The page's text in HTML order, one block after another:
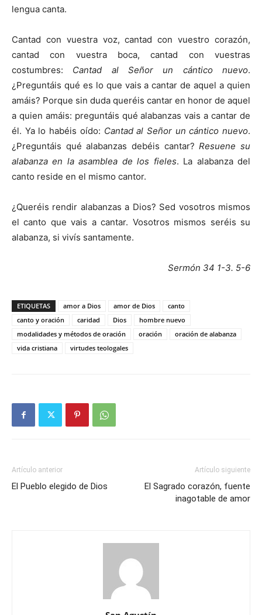
lengua canta.
Cantad con vuestra voz, cantad con vuestro corazón,
cantad con vuestra boca, cantad con vuestras
costumbres: Cantad al Señor un cántico nuevo.
¿Preguntáis qué es lo que vais a cantar de aquel a quien
amáis? Porque sin duda queréis cantar en honor de aquel
a quien amáis: preguntáis qué alabanzas vais a cantar de
él. Ya lo habéis oído: Cantad al Señor un cántico nuevo.
¿Preguntáis qué alabanzas debéis cantar?Resuene su
alabanza en la asamblea de los fieles. La alabanza del
canto reside en el mismo cantor.
¿Queréis rendir alabanzas a Dios? Sed vosotros mismos
el canto que vais a cantar. Vosotros mismos seréis su
alabanza, si vivís santamente.
Sermón 34 1-3. 5-6
ETIQUETAS amor a Dios amor de Dios
canto
canto y oración
caridad Dios
hombre nuevo
modalidades y métodos de oración
oración
oración de alabanza
vida cristiana
virtudes teologales
Artículo anterior
El Pueblo elegido de Dios
Artículo siguiente
El Sagrado corazón, fuente
inagotable de amor